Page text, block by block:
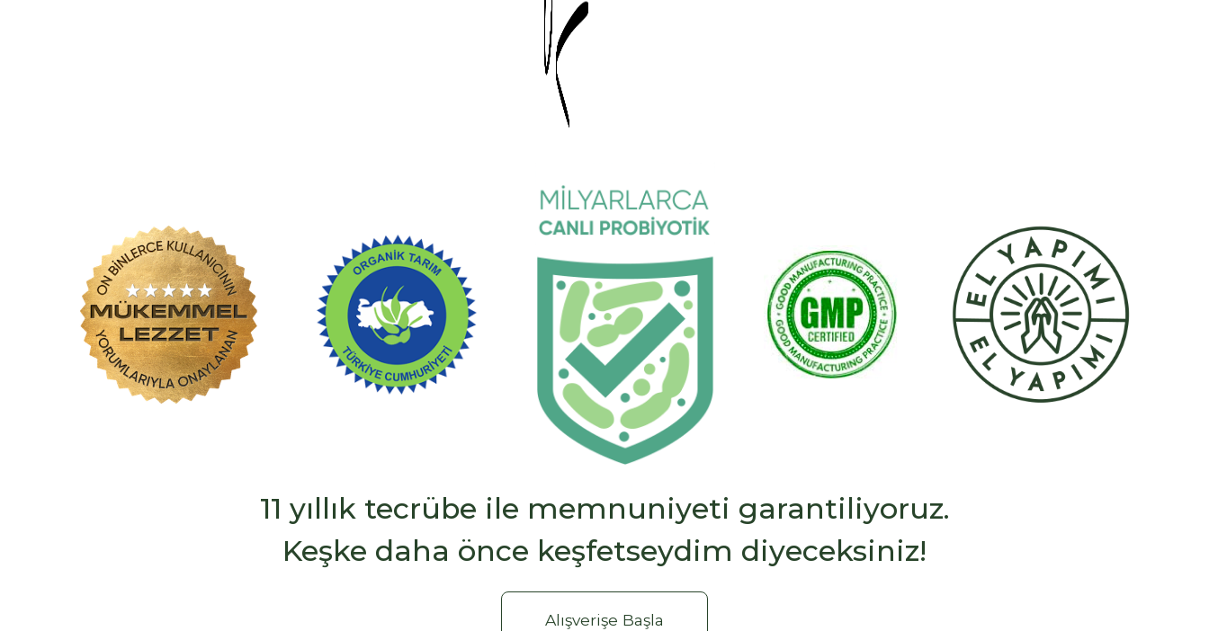
11 yıllık tecrübe ile memnuniyeti garantiliyoruz.
Keşke daha önce keşfetseydim diyeceksiniz!
Alışverişe Başla